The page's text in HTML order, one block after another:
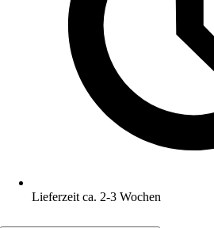
Lieferzeit ca. 2-3 Wochen